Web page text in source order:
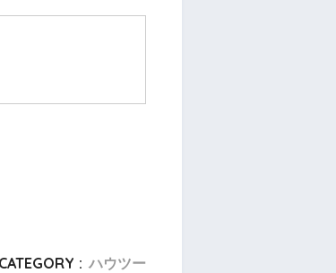
CATEGORY : ハウツー